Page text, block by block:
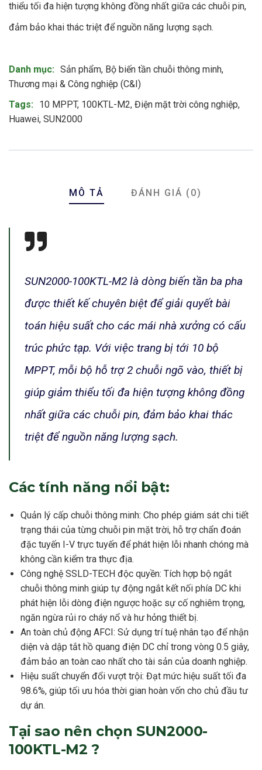
thiểu tối đa hiện tượng không đồng nhất giữa các chuỗi pin,
đảm bảo khai thác triệt để nguồn năng lượng sạch.
Danh mục: Sản phẩm, Bộ biến tần chuỗi thông minh,
Thương mại & Công nghiệp (C&I)
Tags: 10 MPPT, 100KTL-M2, Điện mặt trời công nghiệp,
Huawei, SUN2000
MÔ TẢ ĐÁNH GIÁ (0)
SUN2000-100KTL-M2 là dòng biến tần ba pha
được thiết kế chuyên biệt để giải quyết bài
toán hiệu suất cho các mái nhà xưởng có cấu
trúc phức tạp. Với việc trang bị tới 10 bộ
MPPT, mỗi bộ hỗ trợ 2 chuỗi ngõ vào, thiết bị
giúp giảm thiểu tối đa hiện tượng không đồng
nhất giữa các chuỗi pin, đảm bảo khai thác
triệt để nguồn năng lượng sạch.
Các tính năng nổi bật:
Quản lý cấp chuỗi thông minh: Cho phép giám sát chi tiết
trạng thái của từng chuỗi pin mặt trời, hỗ trợ chẩn đoán
đặc tuyến I-V trực tuyến để phát hiện lỗi nhanh chóng mà
không cần kiểm tra thực địa.
Công nghệ SSLD-TECH độc quyền: Tích hợp bộ ngắt
chuỗi thông minh giúp tự động ngắt kết nối phía DC khi
phát hiện lỗi dòng điện ngược hoặc sự cố nghiêm trọng,
ngăn ngừa rủi ro cháy nổ và hư hỏng thiết bị.
An toàn chủ động AFCI: Sử dụng trí tuệ nhân tạo để nhận
diện và dập tắt hồ quang điện DC chỉ trong vòng 0.5 giây,
đảm bảo an toàn cao nhất cho tài sản của doanh nghiệp.
Hiệu suất chuyển đổi vượt trội: Đạt mức hiệu suất tối đa
98.6%, giúp tối ưu hóa thời gian hoàn vốn cho chủ đầu tư
dự án.
Tại sao nên chọn SUN2000-
100KTL-M2 ?